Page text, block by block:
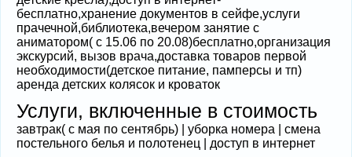
бесплатно,хранение документов в сейфе,услуги
прачечной,библиотека,вечером занятие с
аниматором( с 15.06 по 20.08)бесплатно,организация
экскурсий, вызов врача,доставка товаров первой
необходимости(детское питание, памперсы и тп)
аренда детских колясок и кроваток
Услуги, включенные в стоимость
завтрак( с мая по сентябрь) | уборка номера | смена
постельного белья и полотенец | доступ в интернет